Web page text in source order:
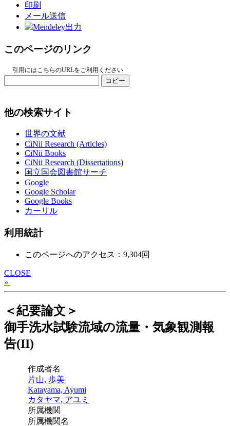
印刷
メール送信
Mendeley出力
このページのリンク
引用にはこちらのURLをご利用ください
コピー
他の検索サイト
世界の文献
CiNii Research (Articles)
CiNii Books
CiNii Research (Dissertations)
国立国会図書館サーチ
Google
Google Scholar
Google Books
カーリル
利用統計
このページへのアクセス：9,304回
CLOSE
»
＜紀要論文＞
御手洗水試験流域の流量・気象観測報
告(II)
作成者名
片山, 歩美
Katayama, Ayumi
カタヤマ, アユミ
所属機関
所属機関名